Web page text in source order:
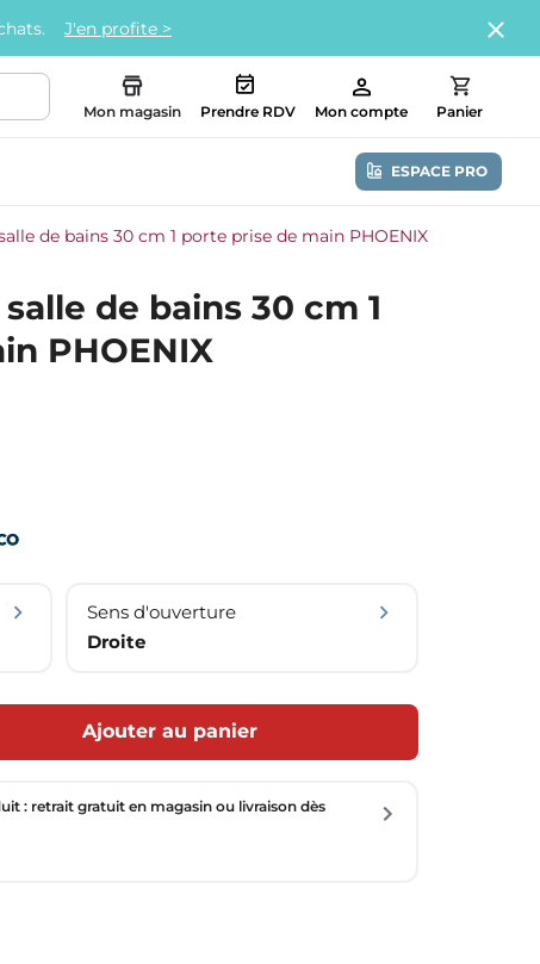
J'en profite >
Mon magasin Prendre RDV Mon compte Panier
ESPACE PRO
de bains 30 cm 1 porte prise de main PHOENIX
de bains 30 cm 1
PHOENIX
Sens d'ouverture
Droite
Ajouter au panier
: retrait gratuit en magasin ou livraison dès